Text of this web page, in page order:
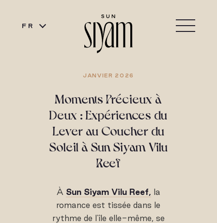
FR
JANVIER 2026
Moments Précieux à
Deux : Expériences du
Lever au Coucher du
Soleil à Sun Siyam Vilu
Reef
À Sun Siyam Vilu Reef, la
romance est tissée dans le
rythme de l'île elle-même, se